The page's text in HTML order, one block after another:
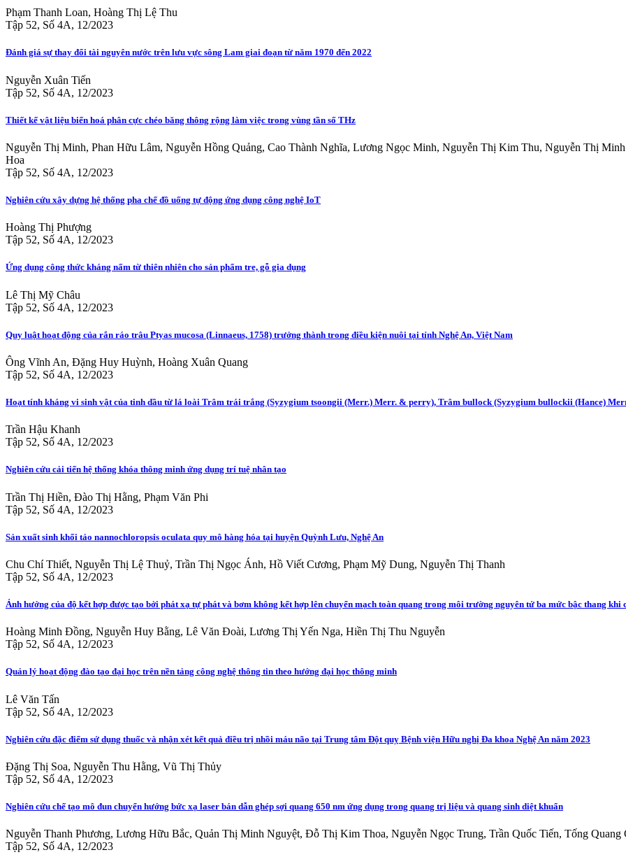
Phạm Thanh Loan, Hoàng Thị Lệ Thu
Tập 52, Số 4A, 12/2023
Đánh giá sự thay đổi tài nguyên nước trên lưu vực sông Lam giai đoạn từ năm 1970 đến 2022
Nguyễn Xuân Tiến
Tập 52, Số 4A, 12/2023
Thiết kế vật liệu biến hoá phân cực chéo băng thông rộng làm việc trong vùng tần số THz
Nguyễn Thị Minh, Phan Hữu Lâm, Nguyễn Hồng Quảng, Cao Thành Nghĩa, Lương Ngọc Minh, Nguyễn Thị Kim Thu, Nguyễn Thị
Hoa
Tập 52, Số 4A, 12/2023
Nghiên cứu xây dựng hệ thống pha chế đồ uống tự động ứng dụng công nghệ IoT
Hoàng Thị Phượng
Tập 52, Số 4A, 12/2023
Ứng dụng công thức kháng nấm từ thiên nhiên cho sản phẩm tre, gỗ gia dụng
Lê Thị Mỹ Châu
Tập 52, Số 4A, 12/2023
Quy luật hoạt động của rắn ráo trâu Ptyas mucosa (Linnaeus, 1758) trưởng thành trong điều kiện nuôi tại tỉnh Nghệ An, Việt Nam
Ông Vĩnh An, Đặng Huy Huỳnh, Hoàng Xuân Quang
Tập 52, Số 4A, 12/2023
Hoạt tính kháng vi sinh vật của tinh dầu từ lá loài Trâm trái trắng (Syzygium tsoongii (Merr.) Merr. & perry), Trâm bullock (Syzygium bullockii (Hance)
Trần Hậu Khanh
Tập 52, Số 4A, 12/2023
Nghiên cứu cải tiến hệ thống khóa thông minh ứng dụng trí tuệ nhân tạo
Trần Thị Hiền, Đào Thị Hằng, Phạm Văn Phi
Tập 52, Số 4A, 12/2023
Sản xuất sinh khối tảo nannochloropsis oculata quy mô hàng hóa tại huyện Quỳnh Lưu, Nghệ An
Chu Chí Thiết, Nguyễn Thị Lệ Thuỷ, Trần Thị Ngọc Ánh, Hồ Viết Cương, Phạm Mỹ Dung, Nguyễn Thị Thanh
Tập 52, Số 4A, 12/2023
Ảnh hưởng của độ kết hợp được tạo bởi phát xạ tự phát và bơm không kết hợp lên chuyển mạch toàn quang trong môi trường nguyên tử ba mức bậc thang khi
Hoàng Minh Đồng, Nguyễn Huy Bằng, Lê Văn Đoài, Lương Thị Yến Nga, Hiền Thị Thu Nguyễn
Tập 52, Số 4A, 12/2023
Quản lý hoạt động đào tạo đại học trên nền tảng công nghệ thông tin theo hướng đại học thông minh
Lê Văn Tấn
Tập 52, Số 4A, 12/2023
Nghiên cứu đặc điểm sử dụng thuốc và nhận xét kết quả điều trị nhồi máu não tại Trung tâm Đột quỵ Bệnh viện Hữu nghị Đa khoa Nghệ An năm 2023
Đặng Thị Soa, Nguyễn Thu Hằng, Vũ Thị Thủy
Tập 52, Số 4A, 12/2023
Nghiên cứu chế tạo mô đun chuyển hướng bức xạ laser bán dẫn ghép sợi quang 650 nm ứng dụng trong quang trị liệu và quang sinh diệt khuẩn
Nguyễn Thanh Phương, Lương Hữu Bắc, Quản Thị Minh Nguyệt, Đỗ Thị Kim Thoa, Nguyễn Ngọc Trung, Trần Quốc Tiến, Tống Quang
Tập 52, Số 4A, 12/2023